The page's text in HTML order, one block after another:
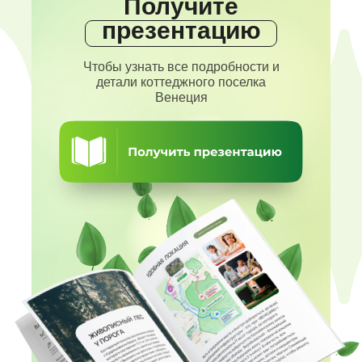
Чтобы узнать все подробности и
детали коттеджного поселка
Венеция
Получите
презентацию